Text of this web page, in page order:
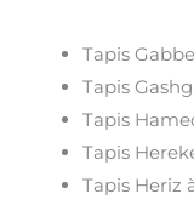
Tapis
Tapis
Tapis
Tapis
Tapis Heriz